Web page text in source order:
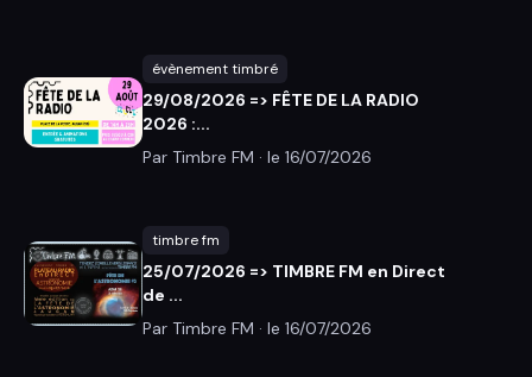
évènement timbré
29/08/2026 => FÊTE DE LA RADIO
2026 :...
Par Timbre FM · le 16/07/2026
timbre fm
25/07/2026 => TIMBRE FM en Direct
de ...
Par Timbre FM · le 16/07/2026